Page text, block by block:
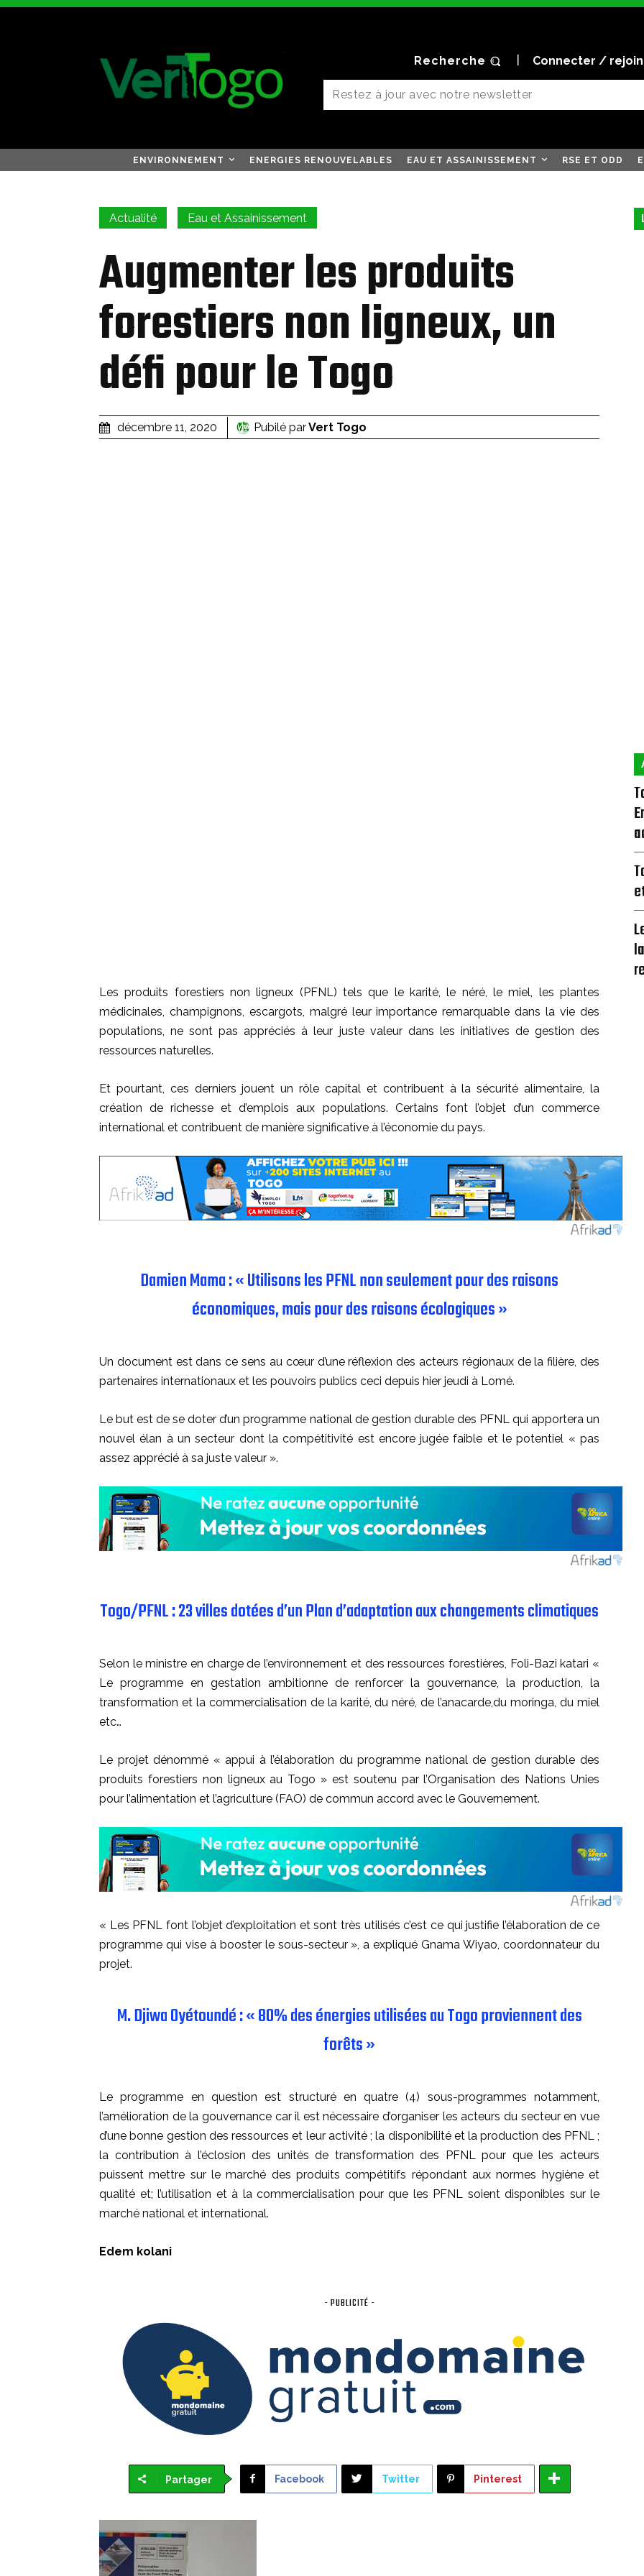
Recherche Connecter /
ENVIRONNEMENT ENERGIES RENOUVELABLES EAU ET ASSAINISSEMENT RSE ET ODD
Actualité Eau et Assainissement
Augmenter les produits
forestiers non ligneux, un
défi pour le Togo
décembre 11, 2020 Pubilé parVert Togo
Les produits forestiers non ligneux (PFNL) tels que le karité, le néré, le miel, les plantes
médicinales, champignons, escargots, malgré leur importance remarquable dans la vie des
populations, ne sont pas appréciés à leur juste valeur dans les initiatives de gestion des
ressources naturelles.
Et pourtant, ces derniers jouent un rôle capital et contribuent à la sécurité alimentaire, la
création de richesse et d’emplois aux populations. Certains font l’objet d’un commerce
international et contribuent de manière significative à l’économie du pays.
Damien Mama : « Utilisons les PFNL non seulement pour des raisons
économiques, mais pour des raisons écologiques »
Un document est dans ce sens au cœur d’une réflexion des acteurs régionaux de la filière, des
partenaires internationaux et les pouvoirs publics ceci depuis hier jeudi à Lomé.
Le but est de se doter d’un programme national de gestion durable des PFNL qui apportera un
nouvel élan à un secteur dont la compétitivité est encore jugée faible et le potentiel « pas
assez apprécié à sa juste valeur ».
Togo/PFNL : 23 villes dotées d’un Plan d’adaptation aux changements climatiques
Selon le ministre en charge de l’environnement et des ressources forestières, Foli-Bazi katari «
Le programme en gestation ambitionne de renforcer la gouvernance, la production, la
transformation et la commercialisation de la karité, du néré, de l’anacarde,du moringa, du miel
etc…
Le projet dénommé « appui à l’élaboration du programme national de gestion durable des
produits forestiers non ligneux au Togo » est soutenu par l’Organisation des Nations Unies
pour l’alimentation et l’agriculture (FAO) de commun accord avec le Gouvernement.
« Les PFNL font l’objet d’exploitation et sont très utilisés c’est ce qui justifie l’élaboration de ce
programme qui vise à booster le sous-secteur », a expliqué Gnama Wiyao, coordonnateur du
projet.
M. Djiwa Oyétoundé : « 80% des énergies utilisées au Togo proviennent des
forêts »
Le programme en question est structuré en quatre (4) sous-programmes notamment,
l’amélioration de la gouvernance car il est nécessaire d’organiser les acteurs du secteur en vue
d’une bonne gestion des ressources et leur activité ; la disponibilité et la production des PFNL ;
la contribution à l’éclosion des unités de transformation des PFNL pour que les acteurs
puissent mettre sur le marché des produits compétitifs répondant aux normes hygiène et
qualité et; l’utilisation et à la commercialisation pour que les PFNL soient disponibles sur le
marché national et international.
Edem kolani
- PUBLICITÉ -
Partager Facebook Twitter Pinterest